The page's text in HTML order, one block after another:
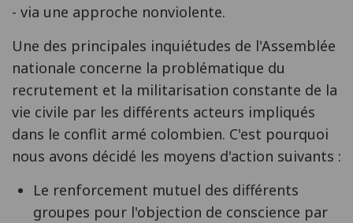
- via une approche nonviolente.
Une des principales inquiétudes de l'Assemblée
nationale concerne la problématique du
recrutement et la militarisation constante de la
vie civile par les différents acteurs impliqués
dans le conflit armé colombien. C'est pourquoi
nous avons décidé les moyens d'action suivants :
Le renforcement mutuel des différents
groupes pour l'objection de conscience par